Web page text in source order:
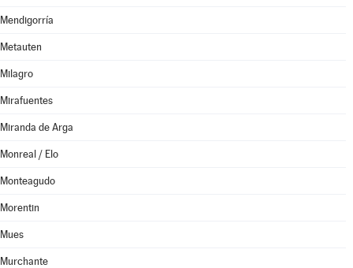
Mendigorría
Metauten
Milagro
Mirafuentes
Miranda de Arga
Monreal / Elo
Monteagudo
Morentin
Mues
Murchante